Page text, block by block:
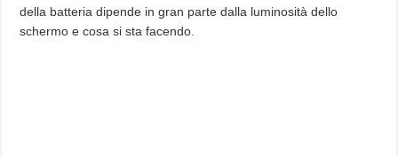
della batteria dipende in gran parte dalla luminosità dello
schermo e cosa si sta facendo.